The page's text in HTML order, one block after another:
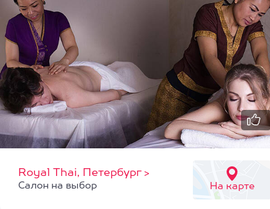
Royal Thai, Петербург >
На карте
Cалон на выбор